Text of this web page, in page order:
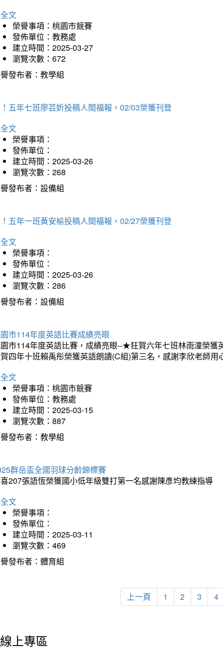
文
榮譽事項：桃園市競賽
發佈單位：教務處
建立時間：2025-03-27
瀏覽次數：672
發布者：教學組
五年七班廖芸妡投稿人間福報，02/03榮獲刊登
文
榮譽事項：
發佈單位：
建立時間：2025-03-26
瀏覽次數：268
發布者：設備組
五年一班黃安榆投稿人間福報，02/27榮獲刊登
文
榮譽事項：
發佈單位：
建立時間：2025-03-26
瀏覽次數：286
發布者：設備組
市114年度英語比賽成績亮眼
市114年度英語比賽，成績亮眼--★狂賀六年七班林雨潼榮
四年十班賴禹彤榮獲英語朗讀(C組)第三名，感謝李欣老師
文
榮譽事項：桃園市競賽
發佈單位：教務處
建立時間：2025-03-15
瀏覽次數：887
發布者：教學組
群岳盃全國羽球分齡錦標賽
207張語恆榮獲國小低年級雙打第一名感謝陳彥均教練指導
文
榮譽事項：
發佈單位：
建立時間：2025-03-11
瀏覽次數：469
發布者：體育組
上一頁 1 2 3 4
線上專區